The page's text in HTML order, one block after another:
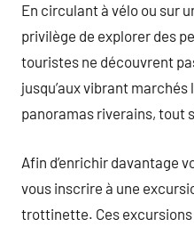
En circulant à vélo ou sur
privilège de explorer des
touristes ne découvrent
jusqu’aux vibrant
panoramas riverains, tout
Afin d’enrichir davantage
vous inscrire à une
trottinette. Ces